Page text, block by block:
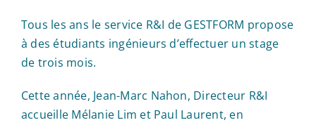
Tous les ans le service R&I de GESTFORM propose
à des étudiants ingénieurs d’effectuer un stage
de trois mois.
Cette année, Jean-Marc Nahon, Directeur R&I
accueille Mélanie Lim et Paul Laurent, en